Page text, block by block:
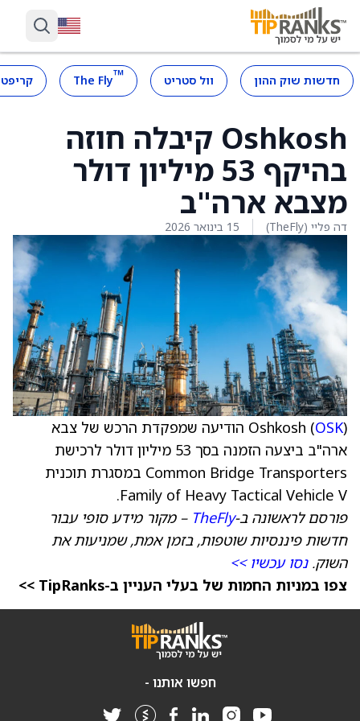
חדשות שוק ההון וול סטריט ™
The Fly
Oshkosh קיבלה חוזה
בהיקף 53 מיליון דולר
מצבא ארה"ב
דה פליי (TheFly) 15 בינואר 2026
Oshkosh (OSK
) הודיעה שמפקדת הרכש של צבא
ארה"ב ביצעה הזמנה בסך 53 מיליון דולר לרכישת
Common Bridge Transporters במסגרת תוכנית
Family of Heavy Tactical Vehicle V.
פורסם לראשונה ב-TheFly – מקור מידע סופי עבור
חדשות פיננסיות שוטפות, בזמן אמת, שמניעות את
השוק.נסו עכשיו >>
צפו במניות החמות של בעלי העניין ב-TipRanks >>
חפשו אותנו -